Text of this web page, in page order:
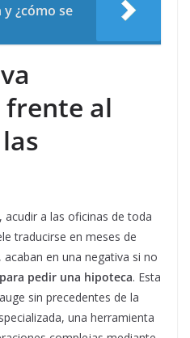
¿cómo se
al
a las oficinas de toda
traducirse en meses de
en una negativa si no
pedir una hipoteca. Esta
sin precedentes de la
una herramienta